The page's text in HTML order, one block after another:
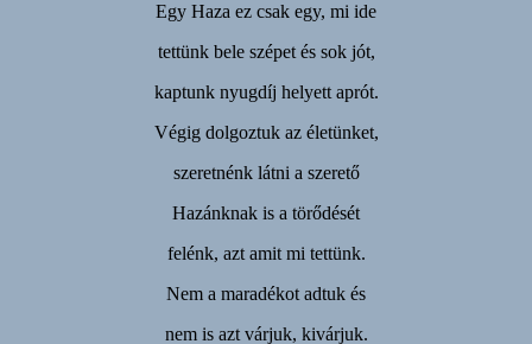
Egy Haza ez csak egy, mi ide
tettünk bele szépet és sok jót,
kaptunk nyugdíj helyett aprót.
Végig dolgoztuk az életünket,
szeretnénk látni a szerető
Hazánknak is a törődését
felénk, azt amit mi tettünk.
Nem a maradékot adtuk és
nem is azt várjuk, kivárjuk.